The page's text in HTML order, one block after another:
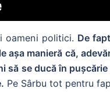
oameni politici. De
așa manieră că,
să se ducă în pușcărie
Pe Sârbu tot pentru